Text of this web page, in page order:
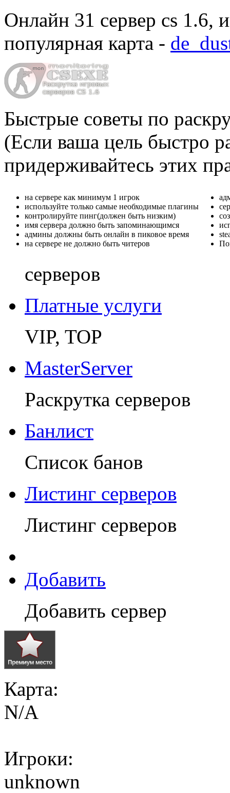
Онлайн 31 сервер cs 1.6,
популярная карта -
Быстрые советы по
(Если ваша цель быстро
придерживайтесь этих
на сервере как минимум 1 игрок
используйте только самые необходимые плагины
контролируйте пинг(должен быть низким)
имя сервера должно быть запоминающимся
админы должны быть онлайн в пиковое время
на сервере не должно быть читеров
серверов
Платные услуги
VIP, TOP
MasterServer
Раскрутка серверов
Банлист
Список банов
Листинг серверов
Листинг серверов
Добавить
Добавить сервер
Карта:
N/A
Игроки:
unknown